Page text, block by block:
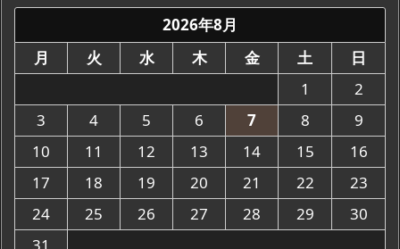
2026年8月
月
火 水 木 金 土
日
1
2
3
4 5 6 7 8
9
10
11 12 13 14 15
16
17
18 19 20 21 22
23
24
25 26 27 28 29
30